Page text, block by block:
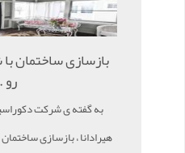
بازسازی ساختمان
به گفته ی شرکت
هیرادانا ، بازسازی